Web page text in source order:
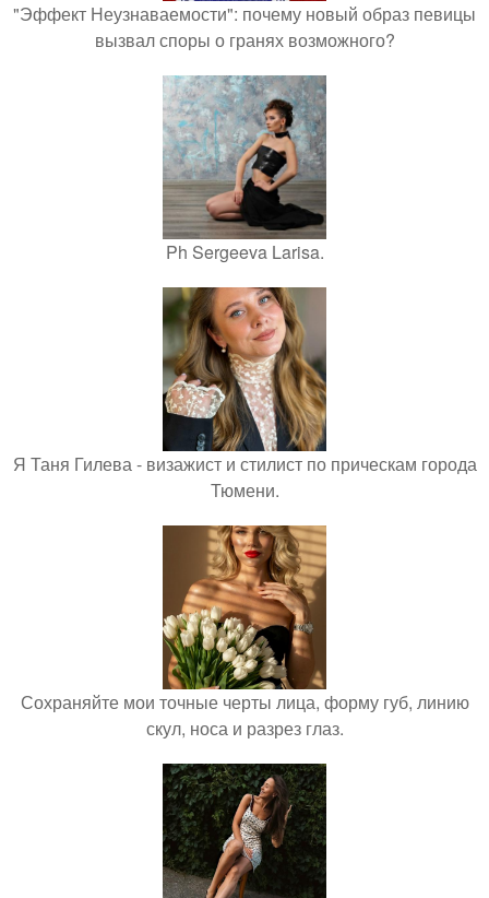
"Эффект Неузнаваемости": почему новый образ певицы
вызвал споры о гранях возможного?
Ph Sergeeva Larisa.
Я Таня Гилева - визажист и стилист по прическам города
Тюмени.
Сохраняйте мои точные черты лица, форму губ, линию
скул, носа и разрез глаз.